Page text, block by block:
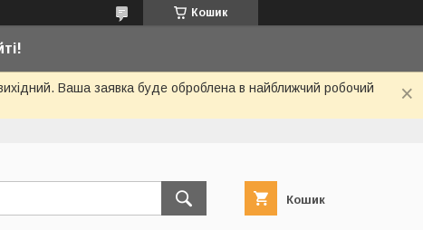
Кошик
Ваша заявка буде оброблена в найближчий робочий
Кошик